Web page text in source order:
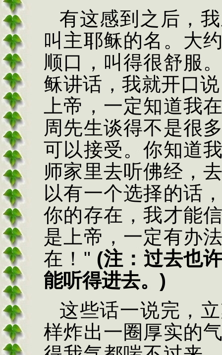
有这感到之后，
叫主耶稣的名。大
顺口，叫得很舒服
稣讲话，我就开口
上帝，一定知道我
周先生谈得不是很
可以接受。你知道
师家里去听佛经，
以有一个选择的话
你的存在，我才能
是上帝，一定有办
在！ " (注：过去也
能听得进去。 )
这些话一说完，
样炸出一圈厚实的